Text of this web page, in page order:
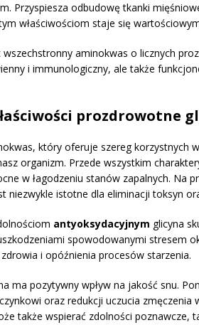
Przyspiesza odbudowę tkanki
właściwościom staje się
aminokwas o licznych
i immunologiczny, ale także
prozdrowotne
który oferuje szereg korzystnych
organizm. Przede wszystkim
w łagodzeniu stanów zapalnych. Na
niezwykle istotne dla eliminacji toksyn
antyoksydacyjnym glicyna
spowodowanymi stresem
i opóźnienia procesów starzenia.
ma pozytywny wpływ na jakość snu.
oraz redukcji uczucia zmęczenia
także wspierać zdolności poznawcze,